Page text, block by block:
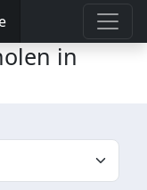
in